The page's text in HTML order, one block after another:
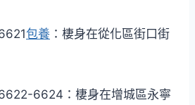
包養 ：棲身在從化區街口街
6624：棲身在增城區永寧